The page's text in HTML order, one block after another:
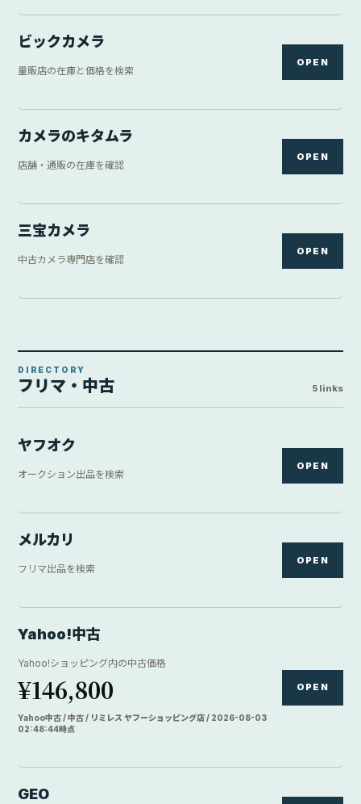
ビックカメラ
量販店の在庫と価格を検索
OPEN
カメラのキタムラ
店舗・通販の在庫を確認
OPEN
三宝カメラ
中古カメラ専門店を確認
OPEN
DIRECTORY
フリマ・中古 5 links
ヤフオク
オークション出品を検索
OPEN
メルカリ
フリマ出品を検索
OPEN
Yahoo!中古
Yahoo!ショッピング内の中古価格
¥146,800
Yahoo中古 / 中古 / リミレス ヤフーショッピング店 / 2026-08-03
02:48:44時点
OPEN
GEO